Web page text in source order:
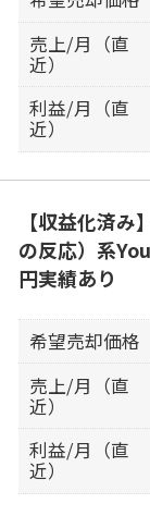
売上/月（直
近）
利益/月（直
近）
【収益化済
の反応）系
円実績あり
希望売却価格
売上/月（直
近）
利益/月（直
近）